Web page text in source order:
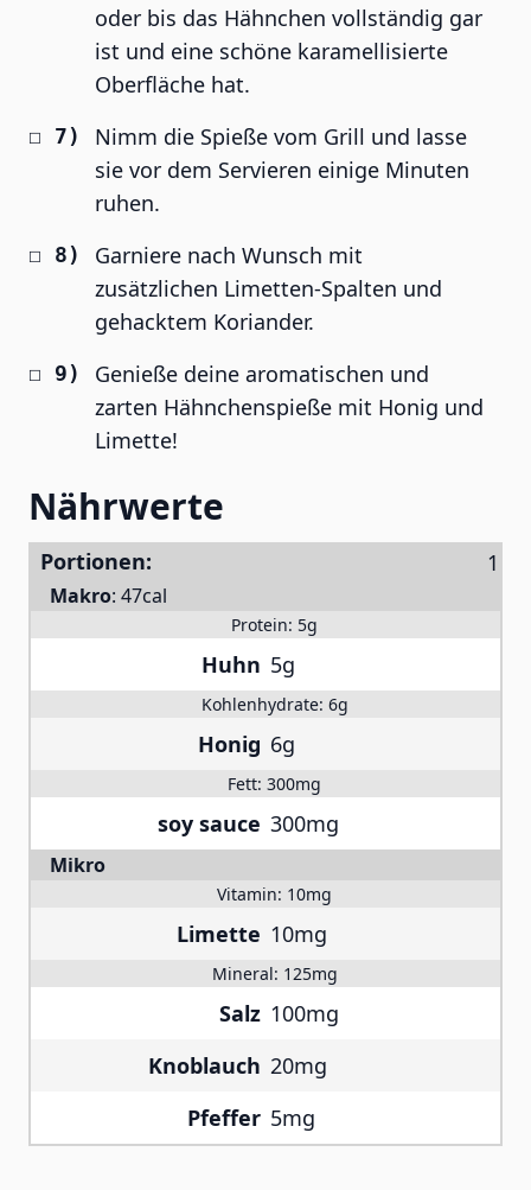
oder bis das Hähnchen vollständig gar
ist und eine schöne karamellisierte
Oberfläche hat.
Nimm die Spieße vom Grill und lasse
sie vor dem Servieren einige Minuten
ruhen.
Garniere nach Wunsch mit
zusätzlichen Limetten-Spalten und
gehacktem Koriander.
Genieße deine aromatischen und
zarten Hähnchenspieße mit Honig und
Limette!
Nährwerte
Portionen:
Makro: 47cal
Protein: 5g
Huhn 5g
Kohlenhydrate: 6g
Honig 6g
Fett: 300mg
soy sauce 300mg
Mikro
Vitamin: 10mg
Limette 10mg
Mineral: 125mg
Salz 100mg
Knoblauch 20mg
Pfeffer 5mg